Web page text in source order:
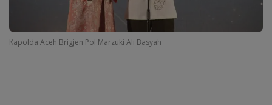
Kapolda Aceh Brigjen Pol Marzuki Ali Basyah